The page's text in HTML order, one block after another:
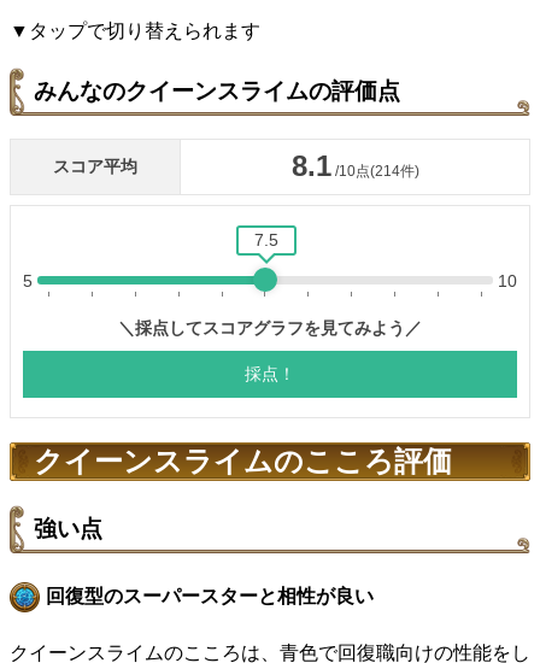
▼タップで切り替えられます
みんなのクイーンスライムの評価点
クイーンスライムのこころ評価
強い点
回復型のスーパースターと相性が良い
クイーンスライムのこころは、青色で回復職向けの性能をし